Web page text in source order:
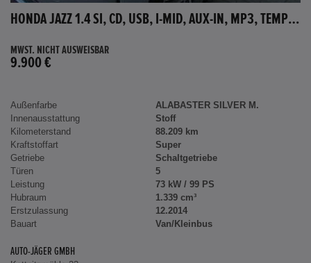
HONDA JAZZ 1.4 SI, CD, USB, I-MID, AUX-IN, MP3, TEMPOMAT
MWST. NICHT AUSWEISBAR
9.900 €
Außenfarbe
ALABASTER SILVER M.
Innenausstattung
Stoff
Kilometerstand
88.209 km
Kraftstoffart
Super
Getriebe
Schaltgetriebe
Türen
5
Leistung
73 kW / 99 PS
Hubraum
1.339 cm³
Erstzulassung
12.2014
Bauart
Van/Kleinbus
AUTO-JÄGER GMBH